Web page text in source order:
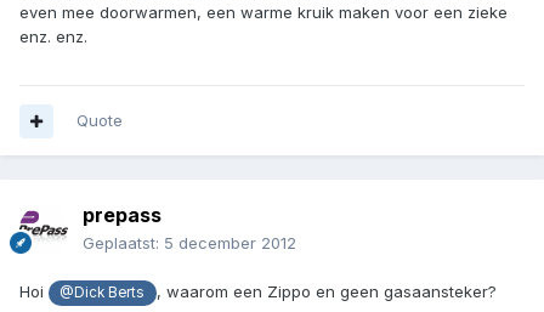
even mee doorwarmen, een warme kruik maken voor een zieke
enz. enz.
Quote
prepass
Geplaatst: 5 december 2012
Hoi @Dick Berts
, waarom een Zippo en geen gasaansteker?